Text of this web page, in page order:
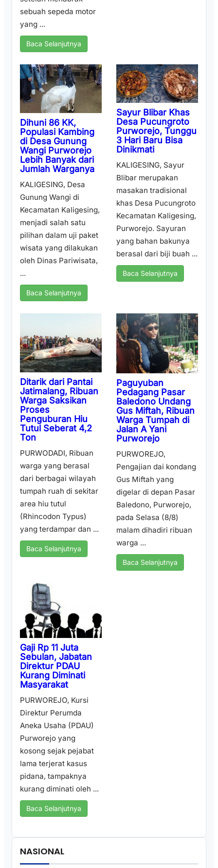
sebuah sepeda motor
yang ...
Baca Selanjutnya
Dihuni 86 KK,
Populasi Kambing
di Desa Gunung
Wangi Purworejo
Lebih Banyak dari
Jumlah Warganya
KALIGESING, Desa
Gunung Wangi di
Kecamatan Kaligesing,
menjadi salah satu
pilihan dalam uji paket
wisata yang dilakukan
oleh Dinas Pariwisata,
...
Baca Selanjutnya
Sayur Blibar Khas
Desa Pucungroto
Purworejo, Tunggu
3 Hari Baru Bisa
Dinikmati
KALIGESING, Sayur
Blibar merupakan
masakan tradisional
khas Desa Pucungroto
Kecamatan Kaligesing,
Purworejo. Sayuran
yang bahan bakunya
berasal dari biji buah ...
Baca Selanjutnya
Ditarik dari Pantai
Jatimalang, Ribuan
Warga Saksikan
Proses
Penguburan Hiu
Tutul Seberat 4,2
Ton
PURWODADI, Ribuan
warga yang berasal
dari berbagai wilayah
tumpah ruah di sekitar
area hiu tutul
(Rhincodon Typus)
yang terdampar dan ...
Baca Selanjutnya
Paguyuban
Pedagang Pasar
Baledono Undang
Gus Miftah, Ribuan
Warga Tumpah di
Jalan A Yani
Purworejo
PURWOREJO,
Pengajian dai kondang
Gus Miftah yang
digelar di depan Pasar
Baledono, Purworejo,
pada Selasa (8/8)
malam dihadiri ribuan
warga ...
Baca Selanjutnya
Gaji Rp 11 Juta
Sebulan, Jabatan
Direktur PDAU
Kurang Diminati
Masyarakat
PURWOREJO, Kursi
Direktur Perumda
Aneka Usaha (PDAU)
Purworejo yang
kosong sejak pejabat
lama terjerat kasus
pidana, tampaknya
kurang diminati oleh ...
Baca Selanjutnya
NASIONAL